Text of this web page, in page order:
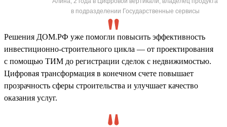
в подразделении Государственные сервисы
Решения ДОМ.РФ уже помогли повысить эффективность
инвестиционно-строительного цикла — от проектирования
с помощью ТИМ до регистрации сделок с недвижимостью.
Цифровая трансформация в конечном счете повышает
прозрачность сферы строительства и улучшает качество
оказания услуг.